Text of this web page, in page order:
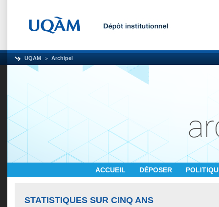
UQAM Archipel
ACCUEIL DÉPOSER
STATISTIQUES SUR CINQ ANS